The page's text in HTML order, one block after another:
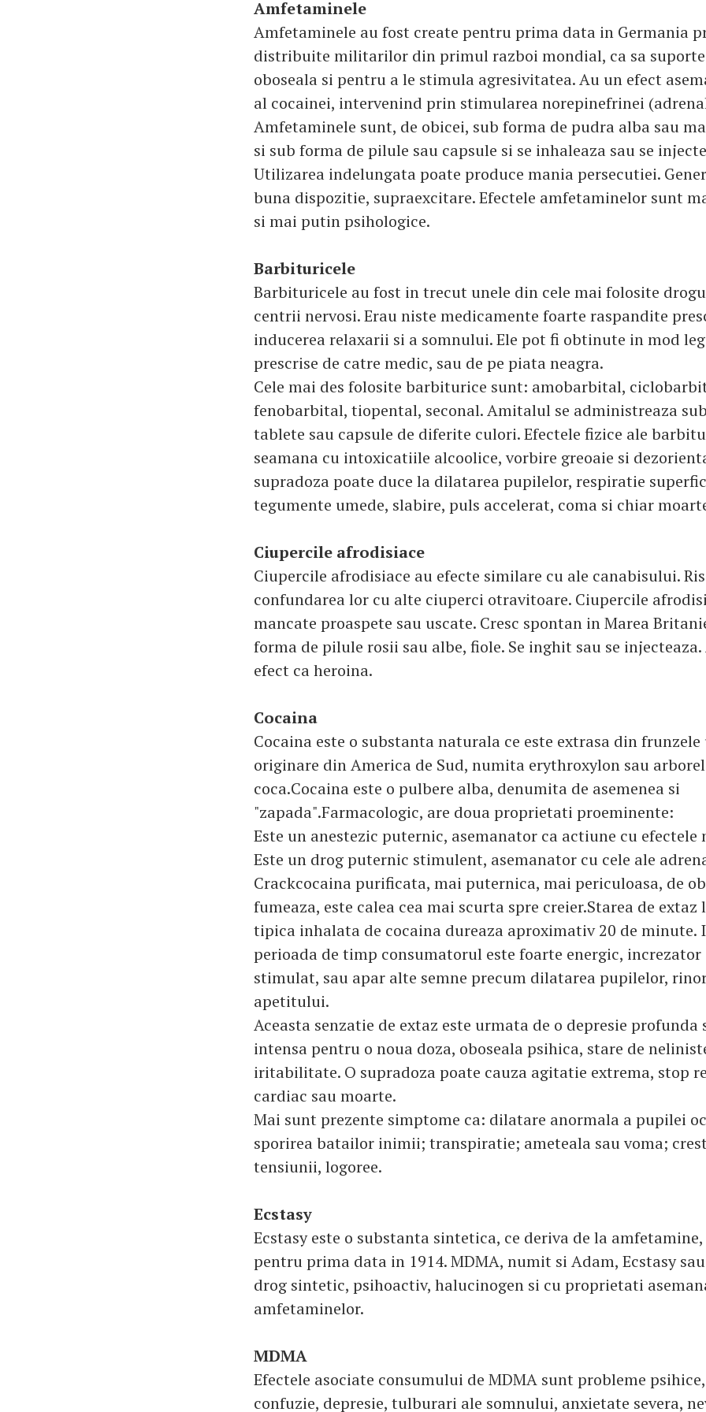
Amfetaminele
Amfetaminele au fost create pentru prima data in Germania
distribuite militarilor din primul razboi mondial, ca sa
oboseala si pentru a le stimula agresivitatea. Au un efect
al cocainei, intervenind prin stimularea norepinefrinei
Amfetaminele sunt, de obicei, sub forma de pudra alba sau
si sub forma de pilule sau capsule si se inhaleaza sau se
Utilizarea indelungata poate produce mania persecutiei.
buna dispozitie, supraexcitare. Efectele amfetaminelor sunt
si mai putin psihologice.
Barbituricele
Barbituricele au fost in trecut unele din cele mai folosite
centrii nervosi. Erau niste medicamente foarte raspandite
inducerea relaxarii si a somnului. Ele pot fi obtinute in mod
prescrise de catre medic, sau de pe piata neagra.
Cele mai des folosite barbiturice sunt: amobarbital,
fenobarbital, tiopental, seconal. Amitalul se administreaza
tablete sau capsule de diferite culori. Efectele fizice ale
seamana cu intoxicatiile alcoolice, vorbire greoaie si
supradoza poate duce la dilatarea pupilelor, respiratie
tegumente umede, slabire, puls accelerat, coma si chiar
Ciupercile afrodisiace
Ciupercile afrodisiace au efecte similare cu ale canabisului.
confundarea lor cu alte ciuperci otravitoare. Ciupercile
mancate proaspete sau uscate. Cresc spontan in Marea
forma de pilule rosii sau albe, fiole. Se inghit sau se
efect ca heroina.
Cocaina
Cocaina este o substanta naturala ce este extrasa din
originare din America de Sud, numita erythroxylon sau
coca.Cocaina este o pulbere alba, denumita de asemenea si
"zapada".Farmacologic, are doua proprietati proeminente:
Este un anestezic puternic, asemanator ca actiune cu efectele
Este un drog puternic stimulent, asemanator cu cele ale
Crackcocaina purificata, mai puternica, mai periculoasa, de
fumeaza, este calea cea mai scurta spre creier.Starea de extaz
tipica inhalata de cocaina dureaza aproximativ 20 de minute.
perioada de timp consumatorul este foarte energic, increzator
stimulat, sau apar alte semne precum dilatarea pupilelor,
apetitului.
Aceasta senzatie de extaz este urmata de o depresie
intensa pentru o noua doza, oboseala psihica, stare de
iritabilitate. O supradoza poate cauza agitatie extrema, stop
cardiac sau moarte.
Mai sunt prezente simptome ca: dilatare anormala a pupilei
sporirea batailor inimii; transpiratie; ameteala sau voma;
tensiunii, logoree.
Ecstasy
Ecstasy este o substanta sintetica, ce deriva de la
pentru prima data in 1914. MDMA, numit si Adam, Ecstasy
drog sintetic, psihoactiv, halucinogen si cu proprietati
amfetaminelor.
MDMA
Efectele asociate consumului de MDMA sunt probleme
confuzie, depresie, tulburari ale somnului, anxietate severa,